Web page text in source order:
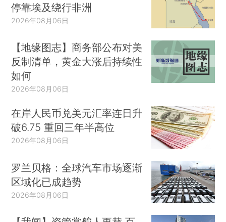
停靠埃及绕行非洲
2026年08月06日
【地缘图志】商务部公布对美
反制清单，黄金大涨后持续性
如何
2026年08月06日
在岸人民币兑美元汇率连日升
破6.75 重回三年半高位
2026年08月06日
罗兰贝格：全球汽车市场逐渐
区域化已成趋势
2026年08月06日